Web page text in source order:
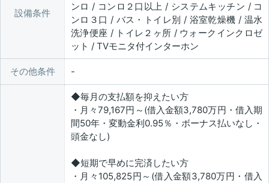
設備条件
ンロ / コンロ２口以上 / システムキッチン / コ
ンロ３口 / バス・トイレ別 / 浴室乾燥機 / 温水
洗浄便座 / トイレ２ヶ所 / ウォークインクロゼ
ット / TVモニタ付インターホン
その他条件
◆毎月の支払額を抑えたい方
・月々79,167円～(借入金額3,780万円・借入期
間50年・変動金利0.95％・ボーナス払いなし・
頭金なし)
◆短期で早めに完済したい方
・月々105,825円～(借入金額3,780万円・借入